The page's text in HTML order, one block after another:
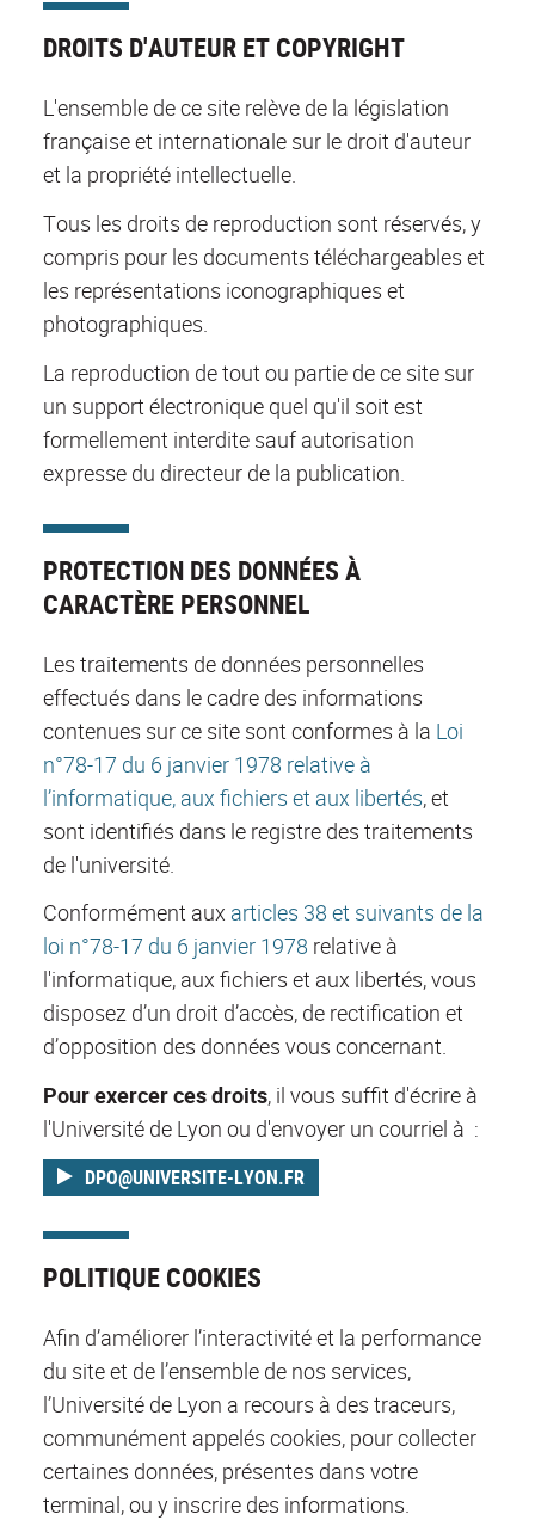
DROITS D'AUTEUR ET COPYRIGHT
L'ensemble de ce site relève de la législation
française et internationale sur le droit d'auteur
et la propriété intellectuelle.
Tous les droits de reproduction sont réservés, y
compris pour les documents téléchargeables et
les représentations iconographiques et
photographiques.
La reproduction de tout ou partie de ce site sur
un support électronique quel qu'il soit est
formellement interdite sauf autorisation
expresse du directeur de la publication.
PROTECTION DES DONNÉES À
CARACTÈRE PERSONNEL
Les traitements de données personnelles
effectués dans le cadre des informations
contenues sur ce site sont conformes à la Loi
n°78-17 du 6 janvier 1978 relative à
l’informatique, aux fichiers et aux libertés, et
sont identifiés dans le registre des traitements
de l'université.
Conformément aux articles 38 et suivants de la
loi n°78-17 du 6 janvier 1978 relative à
l'informatique, aux fichiers et aux libertés, vous
disposez d’un droit d’accès, de rectification et
d’opposition des données vous concernant.
Pour exercer ces droits, il vous suffit d'écrire à
l'Université de Lyon ou d'envoyer un courriel à :
DPO@UNIVERSITE-LYON.FR
POLITIQUE COOKIES
Afin d’améliorer l’interactivité et la performance
du site et de l’ensemble de nos services,
l’Université de Lyon a recours à des traceurs,
communément appelés cookies, pour collecter
certaines données, présentes dans votre
terminal, ou y inscrire des informations.